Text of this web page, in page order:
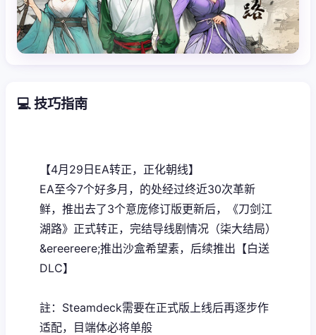
💻 技巧指南
【4月29日EA转正，正化朝线】
EA至今7个好多月，的处经过终近30次革新
鲜，推出去了3个意庞修订版更新后，《刀剑江
湖路》正式转正，完结导线剧情况（柒大结局）
&ereereere;推出沙盒希望素，后续推出【白送
DLC】
註：Steamdeck需要在正式版上线后再逐步作
适配，目端体必将单般